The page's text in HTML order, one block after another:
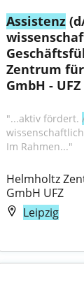
Assistenz
Zentrum
GmbH - UFZ
"...aktiv fördert.
Im Rahmen..."
Helmholtz
GmbH UFZ
Leipzig